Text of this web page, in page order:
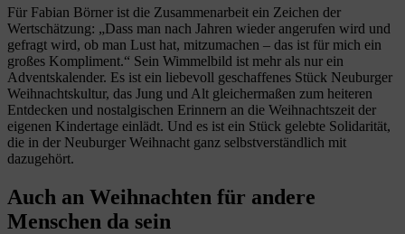
Für Fabian Börner ist die Zusammenarbeit ein Zeichen der
Wertschätzung: „Dass man nach Jahren wieder angerufen wird und
gefragt wird, ob man Lust hat, mitzumachen – das ist für mich ein
großes Kompliment.“ Sein Wimmelbild ist mehr als nur ein
Adventskalender. Es ist ein liebevoll geschaffenes Stück Neuburger
Weihnachtskultur, das Jung und Alt gleichermaßen zum heiteren
Entdecken und nostalgischen Erinnern an die Weihnachtszeit der
eigenen Kindertage einlädt. Und es ist ein Stück gelebte Solidarität,
die in der Neuburger Weihnacht ganz selbstverständlich mit
dazugehört.
Auch an Weihnachten für andere
Menschen da sein